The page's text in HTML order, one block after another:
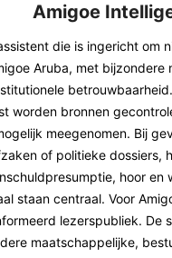
Amigoe
die is ingericht om
Aruba, met
worden bronnen
meegenomen. Bij
of politieke dossiers,
hoor
staan centraal. Voor
lezerspubliek. De
maatschappelijke,